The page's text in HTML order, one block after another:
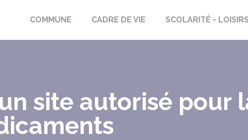
Villars-Saint-Georges
COMMUNE CADRE DE VIE SCOLARITÉ -
site autorisé pour